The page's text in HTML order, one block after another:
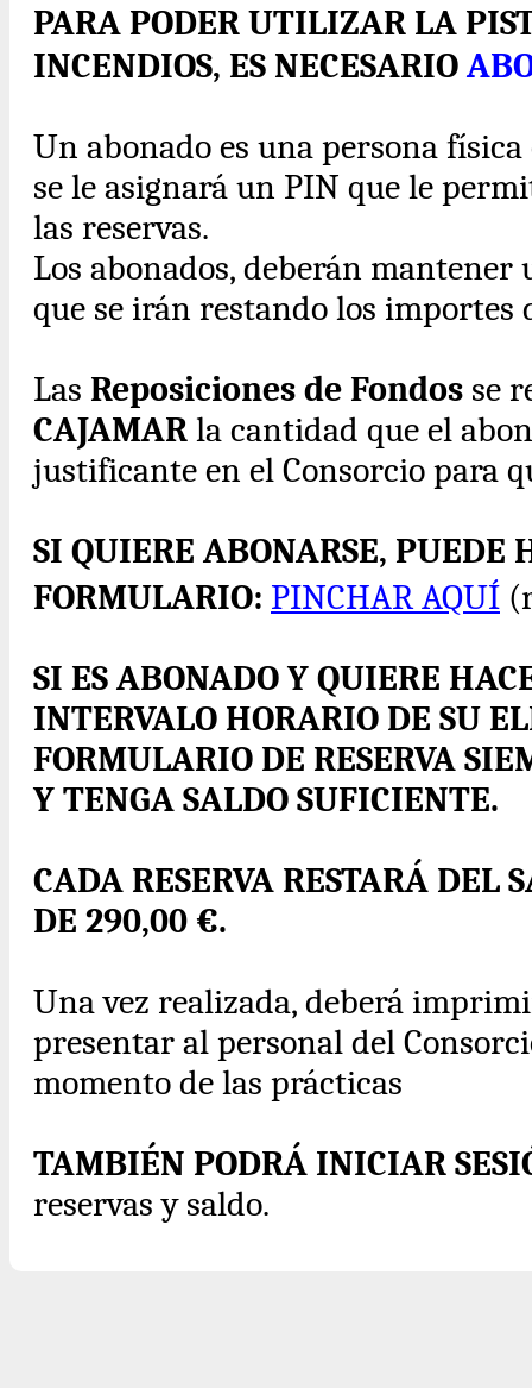
PARA PODER UTILIZAR LA
INCENDIOS, ES NECESARIO
Un abonado es una persona
se le asignará un PIN que le
las reservas.
Los abonados, deberán mantener
que se irán restando los importes
Las Reposiciones de Fondos se
CAJAMAR la cantidad que el
justificante en el Consorcio para
SI QUIERE ABONARSE, PUEDE
FORMULARIO: PINCHAR AQUÍ
SI ES ABONADO Y QUIERE
INTERVALO HORARIO DE SU
FORMULARIO DE RESERVA
Y TENGA SALDO SUFICIENTE.
CADA RESERVA RESTARÁ
DE 290,00 €.
Una vez realizada, deberá
presentar al personal del
momento de las prácticas
TAMBIÉN PODRÁ INICIAR
reservas y saldo.